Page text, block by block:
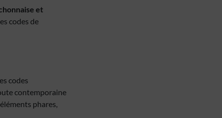
et
codes de
codes
contemporaine
phares,